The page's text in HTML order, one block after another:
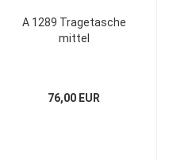
A 1289 Tragetasche
mittel
76,00 EUR